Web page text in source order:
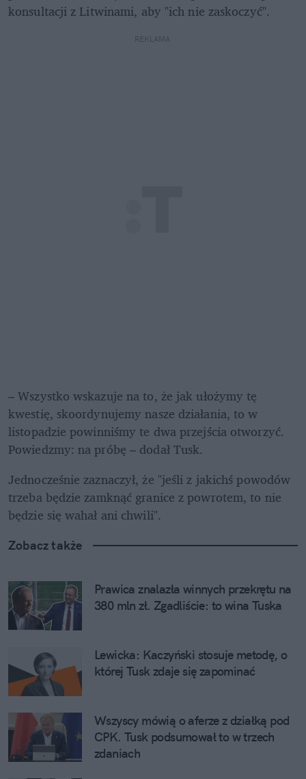
konsultacji z Litwinami, aby "ich nie zaskoczyć".
REKLAMA
– Wszystko wskazuje na to, że jak ułożymy tę
kwestię, skoordynujemy nasze działania, to w
listopadzie powinniśmy te dwa przejścia otworzyć.
Powiedzmy: na próbę – dodał Tusk.
Jednocześnie zaznaczył, że "jeśli z jakichś powodów
trzeba będzie zamknąć granice z powrotem, to nie
będzie się wahał ani chwili".
Zobacz także
Prawica znalazła winnych przekrętu na
380 mln zł. Zgadliście: to wina Tuska
Lewicka: Kaczyński stosuje metodę, o
której Tusk zdaje się zapominać
Wszyscy mówią o aferze z działką pod
CPK. Tusk podsumował to w trzech
zdaniach